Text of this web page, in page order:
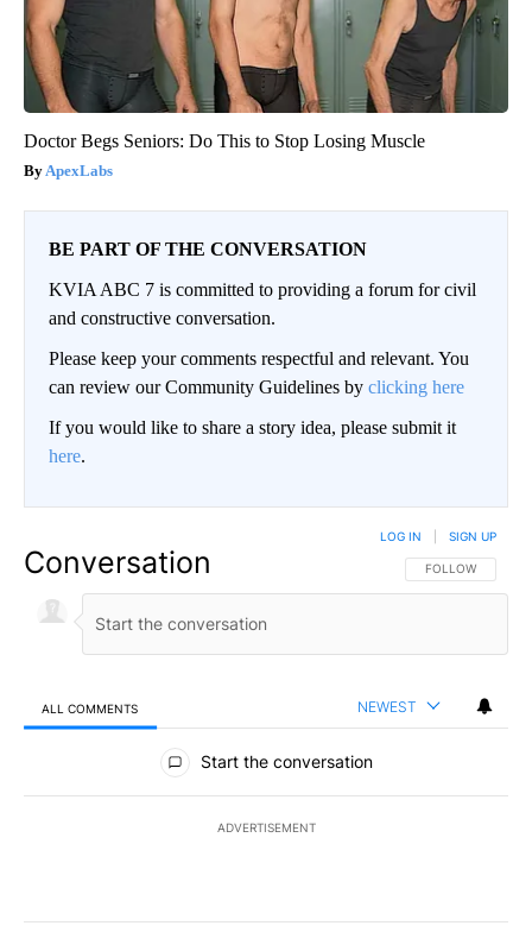
Doctor Begs Seniors: Do This to Stop Losing Muscle
ApexLabs
BE PART OF THE CONVERSATION
KVIA ABC 7 is committed to providing a forum for civil
and constructive conversation.
Please keep your comments respectful and relevant. You
can review our Community Guidelines by clicking here
If you would like to share a story idea, please submit it
here.
Conversation FOLLOW THIS
FOLLOW
LOG IN SIGN UP
ALL COMMENTS NEWEST
All Comments
Start the conversation
ADVERTISEMENT